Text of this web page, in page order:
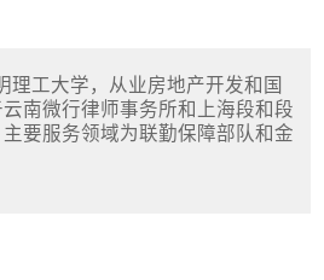
工大学，从业房地产开发和国
南微行律师事务所和上海段和段
主要服务领域为联勤保障部队和金